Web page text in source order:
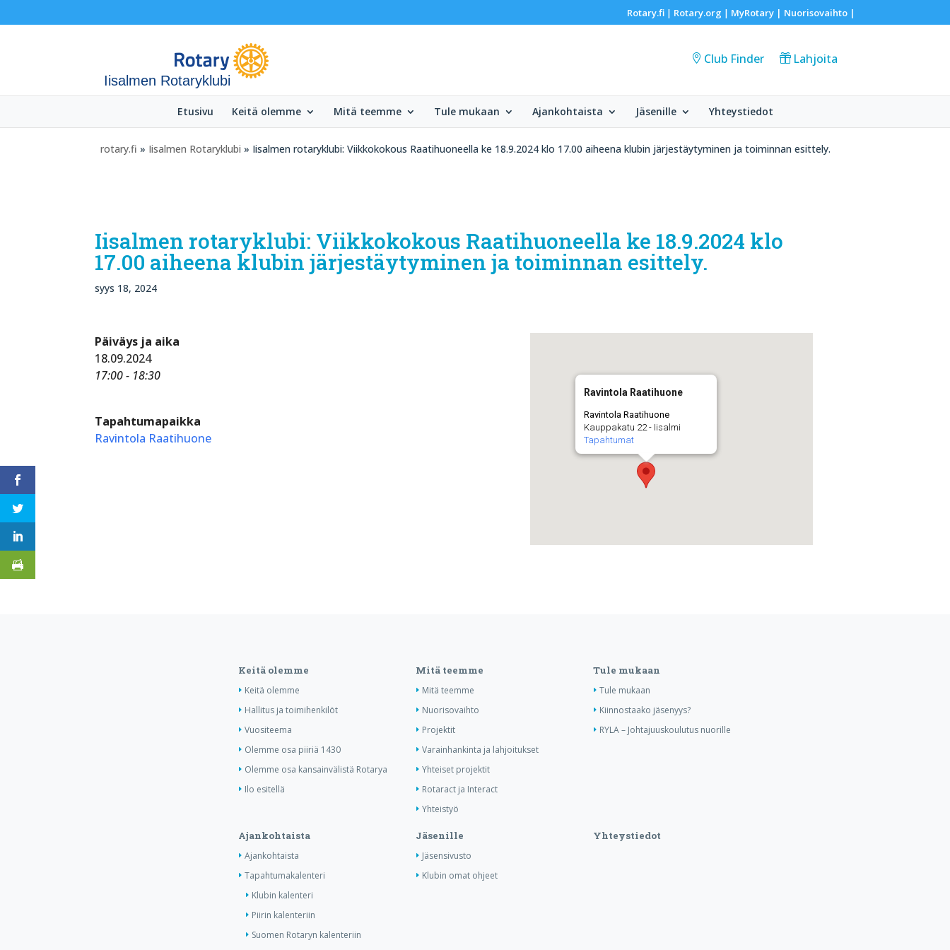
Rotary.fi| Rotary.org | MyRotary | Nuorisovaihto|
Iisalmen Rotaryklubi
Club Finder Lahjoita
Etusivu Keitä olemme Mitä teemme Tule mukaan Ajankohtaista Jäsenille Yhteystiedot
rotary.fi » Iisalmen Rotaryklubi » Iisalmen rotaryklubi: Viikkokokous Raatihuoneella ke 18.9.2024 klo 17.00 aiheena klubin järjestäytyminen ja toiminnan esittely.
Iisalmen rotaryklubi: Viikkokokous Raatihuoneella ke 18.9.2024 klo
17.00 aiheena klubin järjestäytyminen ja toiminnan esittely.
syys 18, 2024
Ravintola Raatihuone
Ravintola Raatihuone
Kauppakatu 22 - Iisalmi
Tapahtumat
Päiväys ja aika
18.09.2024
17:00 - 18:30
Tapahtumapaikka
Ravintola Raatihuone
Keitä olemme
Keitä olemme
Hallitus ja toimihenkilöt
Vuositeema
Olemme osa piiriä 1430
Olemme osa kansainvälistä Rotarya
Ilo esitellä
Mitä teemme
Mitä teemme
Nuorisovaihto
Projektit
Varainhankinta ja lahjoitukset
Yhteiset projektit
Rotaract ja Interact
Yhteistyö
Tule mukaan
Tule mukaan
Kiinnostaako jäsenyys?
RYLA – Johtajuuskoulutus nuorille
Ajankohtaista
Ajankohtaista
Tapahtumakalenteri
Klubin kalenteri
Piirin kalenteriin
Suomen Rotaryn kalenteriin
Jäsenille
Jäsensivusto
Klubin omat ohjeet
Yhteystiedot